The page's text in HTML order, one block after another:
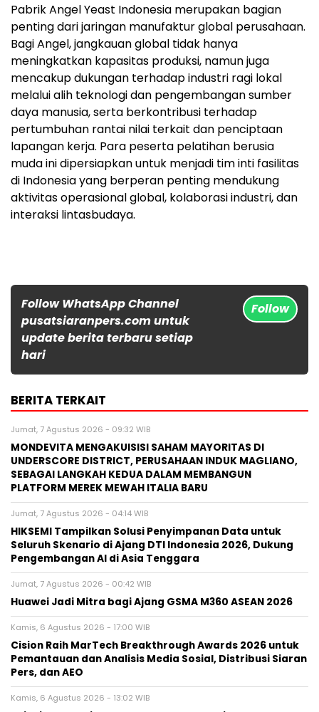
Pabrik Angel Yeast Indonesia merupakan bagian
penting dari jaringan manufaktur global perusahaan.
Bagi Angel, jangkauan global tidak hanya
meningkatkan kapasitas produksi, namun juga
mencakup dukungan terhadap industri ragi lokal
melalui alih teknologi dan pengembangan sumber
daya manusia, serta berkontribusi terhadap
pertumbuhan rantai nilai terkait dan penciptaan
lapangan kerja. Para peserta pelatihan berusia
muda ini dipersiapkan untuk menjadi tim inti fasilitas
di Indonesia yang berperan penting mendukung
aktivitas operasional global, kolaborasi industri, dan
interaksi lintasbudaya.
Follow WhatsApp Channel
pusatsiaranpers.com untuk
update berita terbaru setiap
hari
Follow
BERITA TERKAIT
Jumat, 7 Agustus 2026 - 09:32 WIB
MONDEVITA MENGAKUISISI SAHAM MAYORITAS DI
UNDERSCORE DISTRICT, PERUSAHAAN INDUK MAGLIANO,
SEBAGAI LANGKAH KEDUA DALAM MEMBANGUN
PLATFORM MEREK MEWAH ITALIA BARU
Jumat, 7 Agustus 2026 - 04:14 WIB
HIKSEMI Tampilkan Solusi Penyimpanan Data untuk
Seluruh Skenario di Ajang DTI Indonesia 2026, Dukung
Pengembangan AI di Asia Tenggara
Jumat, 7 Agustus 2026 - 00:42 WIB
Huawei Jadi Mitra bagi Ajang GSMA M360 ASEAN 2026
Kamis, 6 Agustus 2026 - 17:00 WIB
Cision Raih MarTech Breakthrough Awards 2026 untuk
Pemantauan dan Analisis Media Sosial, Distribusi Siaran
Pers, dan AEO
Kamis, 6 Agustus 2026 - 13:02 WIB